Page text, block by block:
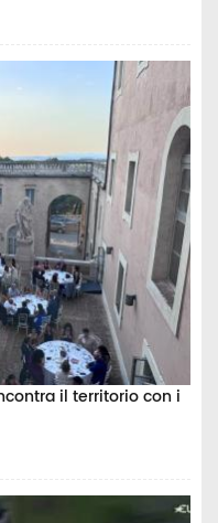
il territorio con i